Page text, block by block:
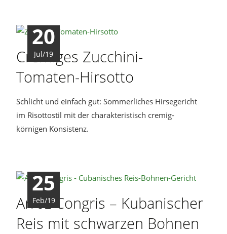
20
Jul/19
Cremiges Zucchini-
Tomaten-Hirsotto
Schlicht und einfach gut: Sommerliches Hirsegericht
im Risottostil mit der charakteristisch cremig-
körnigen Konsistenz.
25
Feb/19
Arroz Congris – Kubanischer
Reis mit schwarzen Bohnen